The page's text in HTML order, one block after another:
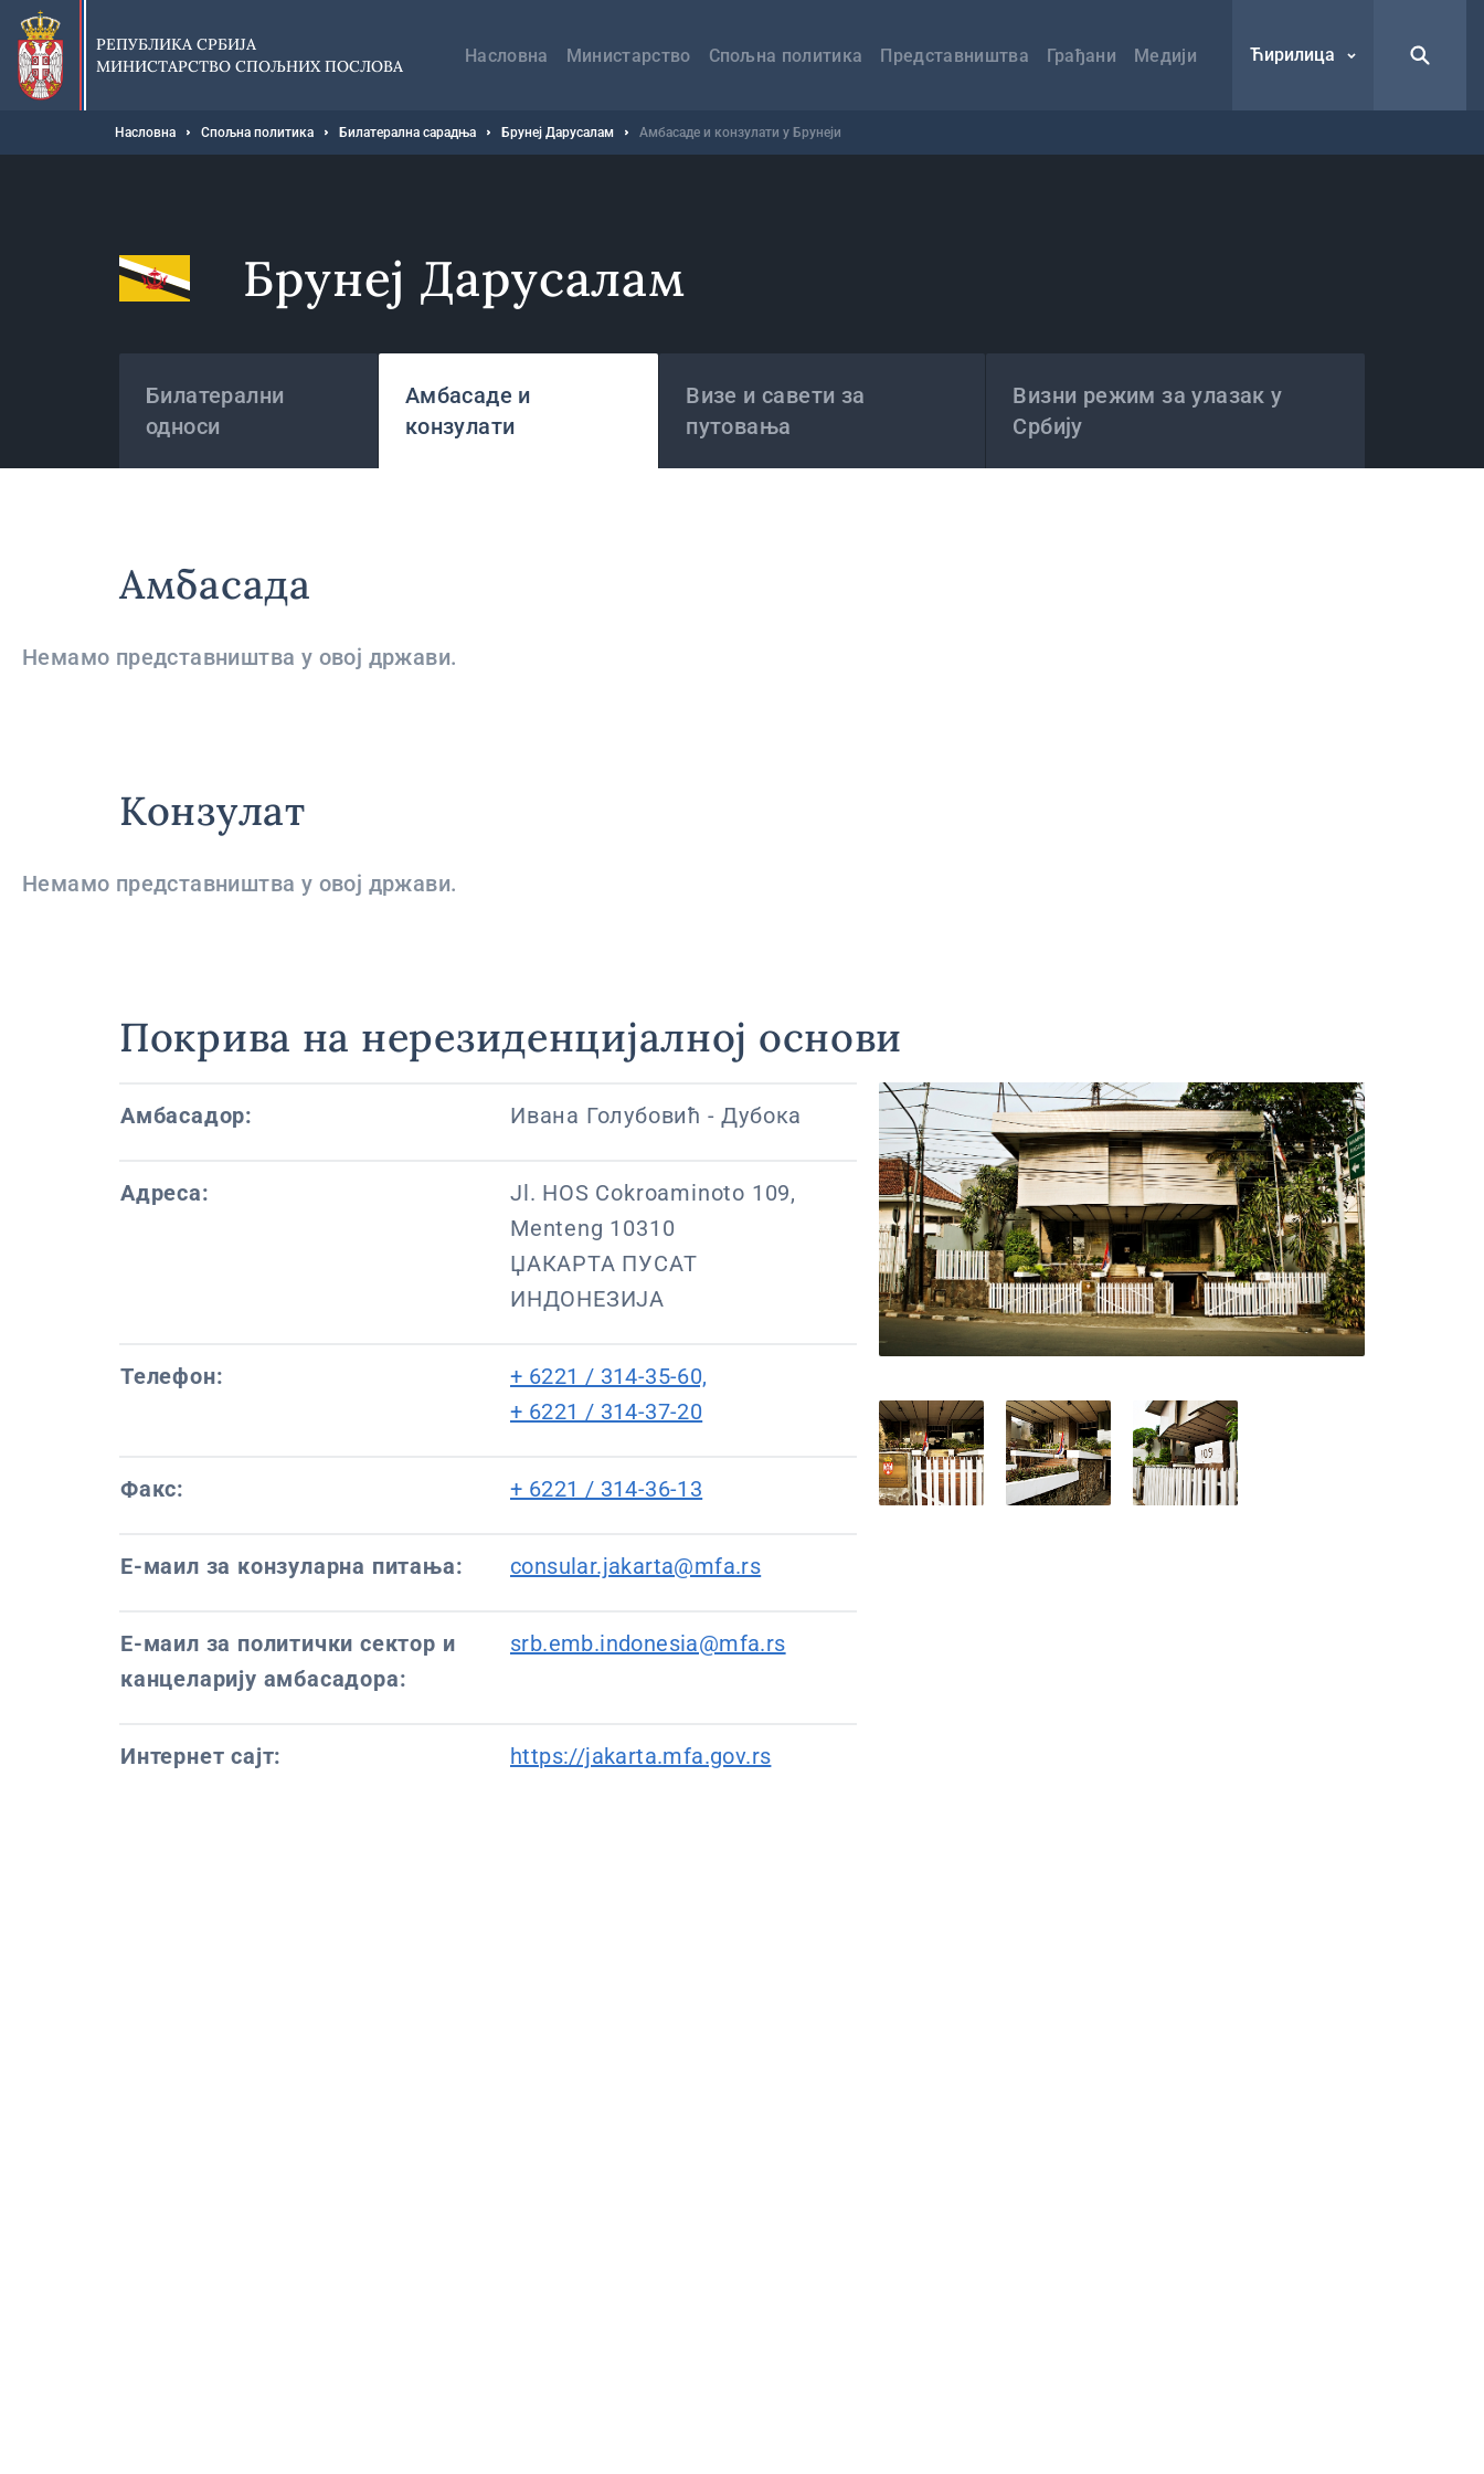
Прескочи
главни
део
садржаја
РЕПУБЛИКА СРБИЈА
МИНИСТАРСТВО СПОЉНИХ ПОСЛОВА
навигација
Насловна Министарство Спољна политика Представништва Грађани Медији Ћирилица
Мрвице
Насловна Спољна политика Билатерална сарадња Брунеј Дарусалам Амбасаде и конзулати у Брунеји
Брунеј Дарусалам
Билатерални
односи
Амбасаде и
конзулати
Визе и савети за
путовања
Визни режим за улазак у
Србију
Амбасада
Немамо представништва у овој држави.
Конзулат
Немамо представништва у овој држави.
Покрива на нерезиденцијалној основи
Амбасадор: Ивана Голубовић - Дубока
Адреса:
Jl. HOS Cokroaminoto 109,
Menteng 10310
ЏАКАРТА ПУСАТ
ИНДОНЕЗИЈА
Телефон:
+ 6221 / 314-35-60,
+ 6221 / 314-37-20
Факс: + 6221 / 314-36-13
Е-маил за конзуларна питања: consular.jakarta@mfa.rs
Е-маил за политички сектор и
канцеларију амбасадора:
srb.emb.indonesia@mfa.rs
Интернет сајт: https://jakarta.mfa.gov.rs